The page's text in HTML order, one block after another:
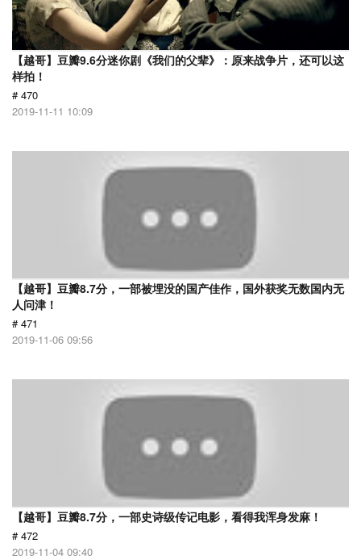
【越哥】豆瓣9.6分迷你剧《我们的父辈》：原来战争片，还可以这
样拍！
# 470
2019-11-11 10:09
【越哥】豆瓣8.7分，一部被埋没的国产佳作，国外获奖无数国内无
人问津！
# 471
2019-11-06 09:56
【越哥】豆瓣8.7分，一部史诗级传记电影，看得我浑身发麻！
# 472
2019-11-04 09:40